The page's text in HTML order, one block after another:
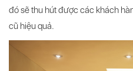
đó sẽ thu hút được các khách
cũ hiệu quả.